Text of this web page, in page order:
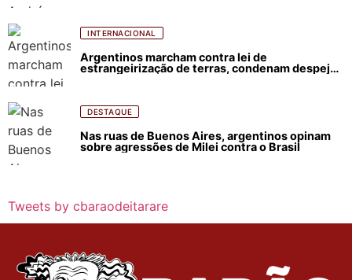
INTERNACIONAL
Argentinos marcham contra lei de
estrangeirização de terras, condenam despejos
DESTAQUE
Nas ruas de Buenos Aires, argentinos opinam
sobre agressões de Milei contra o Brasil
Tweets by cbaraodeitarare